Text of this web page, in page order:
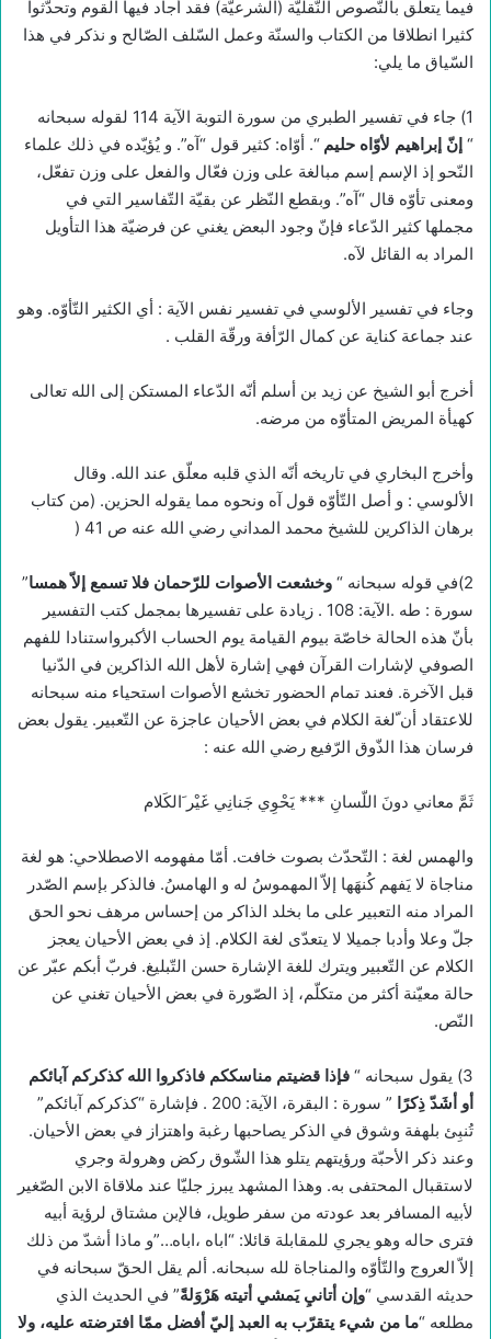
فيما يتعلّق بالنّصوص النّقليّة (الشرعيّة) فقد أجاد فيها القوم وتحدّثوا
كثيرا انطلاقا من الكتاب والسنّة وعمل السّلف الصّالح و نذكر في هذا
السّياق ما يلي:
1) جاء في تفسير الطبري من سورة التوبة الآية 114 لقوله سبحانه
“ إنّ إبراهيم لأوّاه حليم “. أوّاه: كثير قول “آه”. و يُؤيّده في ذلك علماء
النّحو إذ الإسم إسم مبالغة على وزن فعّال والفعل على وزن تفعّل،
ومعنى تأوّه قال “آه”. وبقطع النّظر عن بقيّة التّفاسير التي في
مجملها كثير الدّعاء فإنّ وجود البعض يغني عن فرضيّة هذا التأويل
المراد به القائل لآه.
وجاء في تفسير الألوسي في تفسير نفس الآية : أي الكثير التّأوّه. وهو
عند جماعة كناية عن كمال الرّأفة ورقّة القلب .
أخرج أبو الشيخ عن زيد بن أسلم أنّه الدّعاء المستكن إلى الله تعالى
كهيأة المريض المتأوّه من مرضه.
وأخرج البخاري في تاريخه أنّه الذي قلبه معلّق عند الله. وقال
الألوسي : و أصل التّأوّه قول آه ونحوه مما يقوله الحزين. (من كتاب
برهان الذاكرين للشيخ محمد المداني رضي الله عنه ص 41 (
2)في قوله سبحانه “ وخشعت الأصوات للرّحمان فلا تسمع إلاّ همسا”
سورة : طه .الآية: 108 . زيادة على تفسيرها بمجمل كتب التفسير
بأنّ هذه الحالة خاصّة بيوم القيامة يوم الحساب الأكبرواستنادا للفهم
الصوفي لإشارات القرآن فهي إشارة لأهل الله الذاكرين في الدّنيا
قبل الآخرة. فعند تمام الحضور تخشع الأصوات استحياء منه سبحانه
للاعتقاد أن ّلغة الكلام في بعض الأحيان عاجزة عن التّعبير. يقول بعض
فرسان هذا الذّوق الرّفيع رضي الله عنه :
ثَمَّ معاني دونَ اللّسانِ *** يَحْوِي جَنانِي غَيْر َالكَلام
والهمس لغة : التّحدّث بصوت خافت. أمّا مفهومه الاصطلاحي: هو لغة
مناجاة لا يَفهم كُنهَها إلاّ المهموسُ له و الهامسُ. فالذكر بإسم الصّدر
المراد منه التعبير على ما بخلد الذاكر من إحساس مرهف نحو الحق
جلّ وعلا وأدبا جميلا لا يتعدّى لغة الكلام. إذ في بعض الأحيان يعجز
الكلام عن التّعبير ويترك للغة الإشارة حسن التّبليغ. فربّ أبكم عبّر عن
حالة معيّنة أكثر من متكلّم، إذ الصّورة في بعض الأحيان تغني عن
النّص.
3) يقول سبحانه “
فإذا قضيتم مناسككم فاذكروا الله كذكركم آبائكم
أو أشَدّ ذِكرًا
” سورة : البقرة، الآية: 200 . فإشارة “كذكركم آبائكم”
تُنبِئ بلهفة وشوق في الذكر يصاحبها رغبة واهتزاز في بعض الأحيان.
وعند ذكر الأحبّة ورؤيتهم يتلو هذا الشّوق ركض وهرولة وجري
لاستقبال المحتفى به. وهذا المشهد يبرز جليّا عند ملاقاة الابن الصّغير
لأبيه المسافر بعد عودته من سفر طويل، فالإبن مشتاق لرؤية أبيه
فترى حاله وهو يجري للمقابلة قائلا: “اباه ،اباه…”و ماذا أشدّ من ذلك
إلاّ العروج والتّأوّه والمناجاة لله سبحانه. ألم يقل الحقّ سبحانه في
حديثه القدسي “وإن أتانيِ يَمشي أتيته هَرْوَلةً” في الحديث الذي
مطلعه “ما من شيء يتقرّب به العبد إليّ أفضل ممّا افترضته عليه، ولا